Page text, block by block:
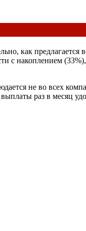
как предлагается
с накоплением
не во всех
выплаты раз в месяц